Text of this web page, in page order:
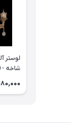
شاخه - 10 شعله - رژان